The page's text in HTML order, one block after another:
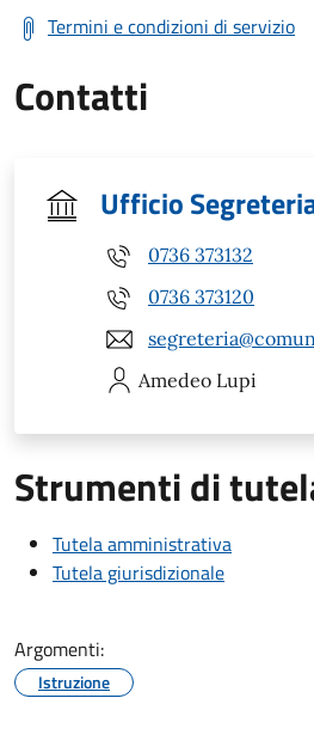
Termini e condizioni di servizio
Contatti
Ufficio
0736 373132
0736 373120
Amedeo Lupi
Strumenti di
Tutela amministrativa
Tutela giurisdizionale
Argomenti:
Istruzione